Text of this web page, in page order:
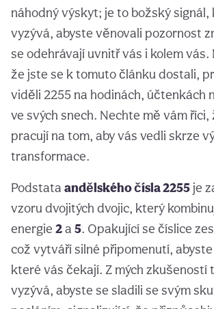
náhodný výskyt; je to božský signál,
vyzývá, abyste věnovali pozornost
se odehrávají uvnitř vás i kolem
že jste se k tomuto článku dostali,
viděli 2255 na hodinách, účtenkách
ve svých snech. Nechte mě vám
pracují na tom, aby vás vedli skrze
transformace.
Podstata andělského čísla 2255je
vzoru dvojitých dvojic, který
energie 2a 5. Opakující se číslice
což vytváří silné připomenutí,
které vás čekají. Z mých zkušeností
vyzývá, abyste se sladili se svým